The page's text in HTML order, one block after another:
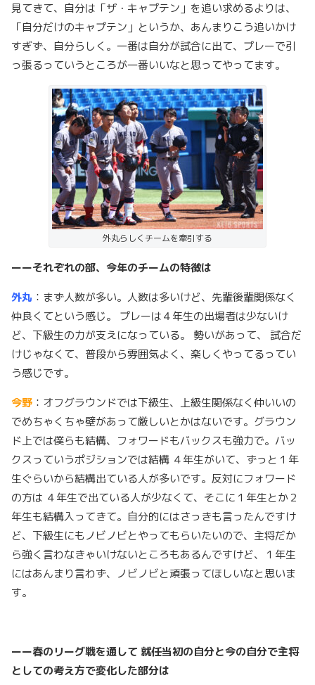
見てきて、自分は「ザ・キャプテン」を追い求めるよりは、
「自分だけのキャプテン」というか、あんまりこう追いかけ
すぎず、自分らしく。一番は自分が試合に出て、プレーで引
っ張るっていうところが一番いいなと思ってやってます。
外丸らしくチームを牽引する
ーーそれぞれの部、今年のチームの特徴は
外丸 ：まず人数が多い。人数は多いけど、先輩後輩関係なく
仲良くてという感じ。 プレーは４年生の出場者は少ないけ
ど、下級生の力が支えになっている。 勢いがあって、 試合だ
けじゃなくて、普段から雰囲気よく、楽しくやってるってい
う感じです。
今野 ：オフグラウンドでは下級生、上級生関係なく仲いいの
でめちゃくちゃ壁があって厳しいとかはないです。グラウン
ド上では僕らも結構、フォワードもバックスも強力で。バッ
クスっていうポジションでは結構 ４年生がいて、ずっと１年
生ぐらいから結構出ている人が多いです。反対にフォワード
の方は ４年生で出ている人が少なくて、そこに１年生とか２
年生も結構入ってきて。自分的にはさっきも言ったんですけ
ど、下級生にもノビノビとやってもらいたいので、主将だか
ら強く言わなきゃいけないところもあるんですけど、１年生
にはあんまり言わず、ノビノビと頑張ってほしいなと思いま
す。
ーー春のリーグ戦を通して 就任当初の自分と今の自分で主将
としての考え方で変化した部分は